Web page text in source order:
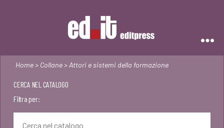
Home> Collane> Attori e sistemi della formazione
CERCA NEL CATALOGO
Filtra per: